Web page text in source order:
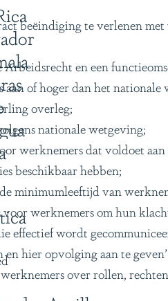
beëindiging te verlenen
en een
of hoger dan het nationale
overleg;
nationale wetgeving;
werknemers dat voldoet
beschikbaar hebben;
minimumleeftijd van
werknemers om hun
effectief wordt
hier opvolging aan te geven’
over rollen,